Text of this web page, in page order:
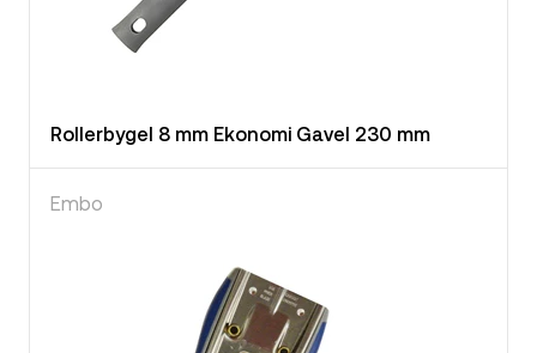
Rollerbygel 8 mm Ekonomi Gavel 230 mm
Embo